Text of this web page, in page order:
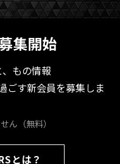
集開始
もの情報
ごす新会員を募集しま
ん（無料）
とは？